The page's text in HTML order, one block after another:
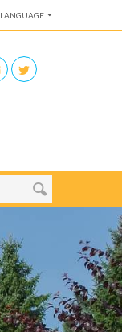
LANGUAGE